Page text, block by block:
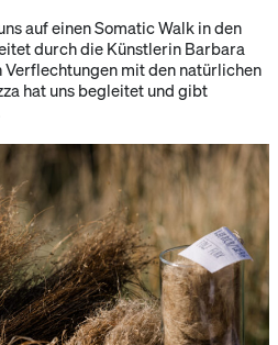
auf einen Somatic Walk in den
durch die Künstlerin Barbara
mit den natürlichen
hat uns begleitet und gibt